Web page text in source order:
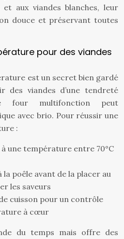
et aux viandes blanches, leur
douce et préservant toutes
pour des viandes
est un secret bien gardé
des viandes d’une tendreté
four multifonction peut
avec brio. Pour réussir une
:
une température entre 70°C
la poêle avant de la placer au
les saveurs
cuisson pour un contrôle
à cœur
du temps mais offre des